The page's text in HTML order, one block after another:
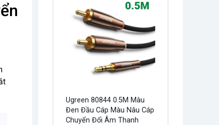
Ugreen 80844 0.5M Màu
Đen Đầu Cáp Màu Nâu Cáp
Chuyển Đổi Âm Thanh